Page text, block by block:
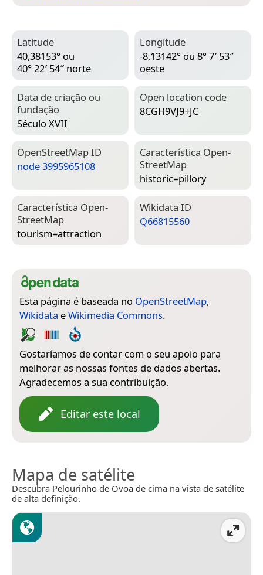
Latitude
40,38153° ou
40° 22′ 54″ norte
Longitude
-8,13142° ou 8° 7′ 53″
oeste
Data de criação ou
fundação
Século XVII
Open location code
8CGH9VJ9+JC
Open­Street­Map ID
node 3995965108
Característica Open­
Street­Map
historic=­pillory
Característica Open­
Street­Map
tourism=­attraction
Wiki­data ID
Q66815560
Esta página é baseada no OpenStreetMap,
Wikidata eWikimedia Commons.
Gostaríamos de contar com o seu apoio para
melhorar as nossas fontes de dados abertas.
Agradecemos a sua contribuição.
Editar este local
Mapa de satélite
Descubra Pelourinho de Ovoa de cima na vista de satélite
de alta definição.